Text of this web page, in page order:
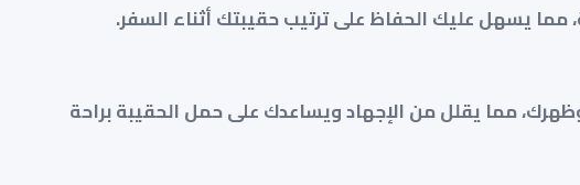
يسهل عليك الحفاظ على ترتيب حقيبتك أثناء السفر.
مما يقلل من الإجهاد ويساعدك على حمل الحقيبة براحة